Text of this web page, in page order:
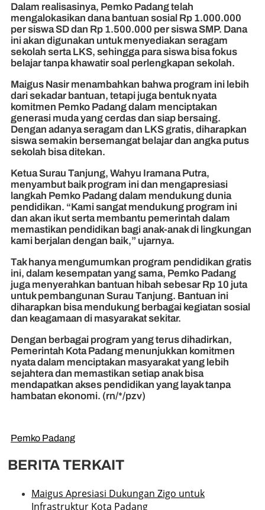
Dalam realisasinya, Pemko Padang telah
mengalokasikan dana bantuan sosial Rp 1.000.000
per siswa SD dan Rp 1.500.000 per siswa SMP. Dana
ini akan digunakan untuk menyediakan seragam
sekolah serta LKS, sehingga para siswa bisa fokus
belajar tanpa khawatir soal perlengkapan sekolah.
Maigus Nasir menambahkan bahwa program ini lebih
dari sekadar bantuan, tetapi juga bentuk nyata
komitmen Pemko Padang dalam menciptakan
generasi muda yang cerdas dan siap bersaing.
Dengan adanya seragam dan LKS gratis, diharapkan
siswa semakin bersemangat belajar dan angka putus
sekolah bisa ditekan.
Ketua Surau Tanjung, Wahyu Iramana Putra,
menyambut baik program ini dan mengapresiasi
langkah Pemko Padang dalam mendukung dunia
pendidikan. “Kami sangat mendukung program ini
dan akan ikut serta membantu pemerintah dalam
memastikan pendidikan bagi anak-anak di lingkungan
kami berjalan dengan baik,” ujarnya.
Tak hanya mengumumkan program pendidikan gratis
ini, dalam kesempatan yang sama, Pemko Padang
juga menyerahkan bantuan hibah sebesar Rp 10 juta
untuk pembangunan Surau Tanjung. Bantuan ini
diharapkan bisa mendukung berbagai kegiatan sosial
dan keagamaan di masyarakat sekitar.
Dengan berbagai program yang terus dihadirkan,
Pemerintah Kota Padang menunjukkan komitmen
nyata dalam menciptakan masyarakat yang lebih
sejahtera dan memastikan setiap anak bisa
mendapatkan akses pendidikan yang layak tanpa
hambatan ekonomi. (rn/*/pzv)
Pemko Padang
BERITA TERKAIT
Maigus Apresiasi Dukungan Zigo untuk
Infrastruktur Kota Padang